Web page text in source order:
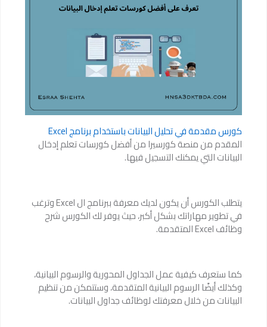
كورس مقدمة في تحليل البيانات باستخدام برنامج Excel
المقدم من منصة كورسيرا من أفضل كورسات تعلم إدخال
البيانات التي يمكنك التسجيل فيها.
يتطلب الكورس أن يكون لديك معرفة ببرنامج ال Excel وترغب
في تطوير مهاراتك بشكل أكبر، حيث يوفر لك الكورس شرح
وظائف Excel المتقدمة.
كما ستعرف كيفية عمل الجداول المحورية والرسوم البيانية،
وكذلك أيضًا الرسوم البيانية المتقدمة، وستتمكن من تنظيم
البيانات من خلال معرفتك لوظائف جداول البيانات.